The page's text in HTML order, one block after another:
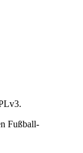
Fußball-